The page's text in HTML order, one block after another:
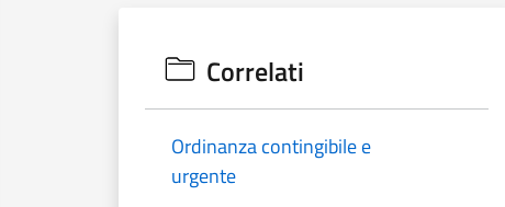
Correlati
Ordinanza contingibile e
urgente